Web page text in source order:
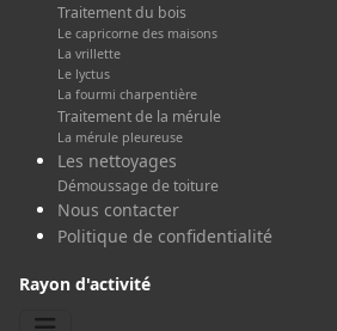
Traitement du bois
Le capricorne des maisons
La vrillette
Le lyctus
La fourmi charpentière
Traitement de la mérule
La mérule pleureuse
Les nettoyages
Démoussage de toiture
Nous contacter
Politique de confidentialité
Rayon d'activité